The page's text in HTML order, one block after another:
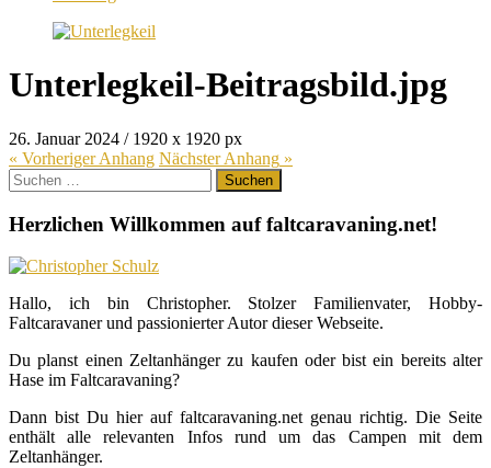
Unterlegkeil-Beitragsbild.jpg
26. Januar 2024 / 1920 x 1920 px
« VorherigerAnhang NächsterAnhang »
Suchen
nach:
Herzlichen Willkommen auf faltcaravaning.net!
Hallo, ich bin Christopher. Stolzer Familienvater, Hobby-
Faltcaravaner und passionierter Autor dieser Webseite.
Du planst einen Zeltanhänger zu kaufen oder bist ein bereits alter
Hase im Faltcaravaning?
Dann bist Du hier auf faltcaravaning.net genau richtig. Die Seite
enthält alle relevanten Infos rund um das Campen mit dem
Zeltanhänger.